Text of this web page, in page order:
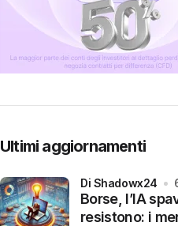
Ultimi aggiornamenti
Borse, l’IA
resistono: i
di Shadowx24